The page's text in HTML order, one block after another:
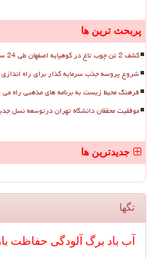
پربحث ترین ها
کشف 2 تن چوب تاغ در کوهپایه اصفهان طی 24 ساعت اخیر 8 نفر دستگیر شدند
شروع پروسه جذب سرمایه گذار برای راه اندازی زباله سوز
فرهنگ محیط زیست به برنامه های مذهبی راه می
موفقیت محققان دانشگاه تهران درتوسعه نسل
جدیدترین ها
تگها
آب باد برگ آلودگی حفاظت